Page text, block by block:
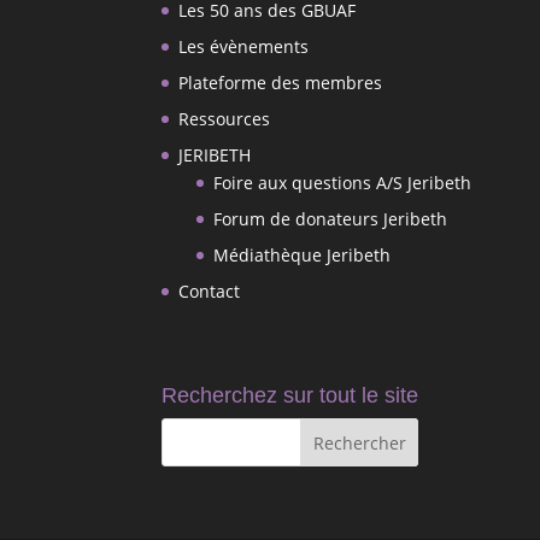
Les 50 ans des GBUAF
Les évènements
Plateforme des membres
Ressources
JERIBETH
Foire aux questions A/S Jeribeth
Forum de donateurs Jeribeth
Médiathèque Jeribeth
Contact
Recherchez sur tout le site